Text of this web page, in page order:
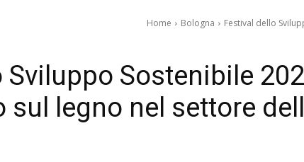
Home Bologna Festival dello
Sviluppo Sostenibile
sul legno nel settore